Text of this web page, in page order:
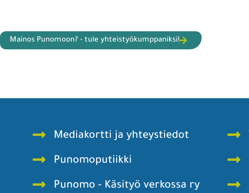
Mainos Punomoon? - tule yhteistyökumppaniksi!
Mediakortti ja yhteystiedot
Punomoputiikki
Punomo - Käsityö verkossa ry